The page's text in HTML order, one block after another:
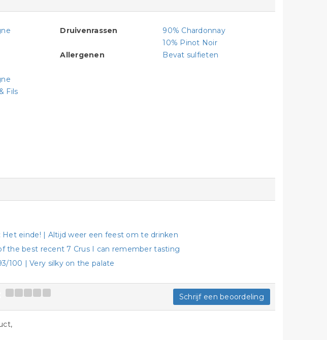
Fils
Druivenrassen
90% Chardonnay
10% Pinot Noir
Allergenen
Bevat sulfieten
Het einde! | Altijd weer een feest om te drinken
the best recent 7 Crus I can remember tasting
100 | Very silky on the palate
Schrijf een beoordeling